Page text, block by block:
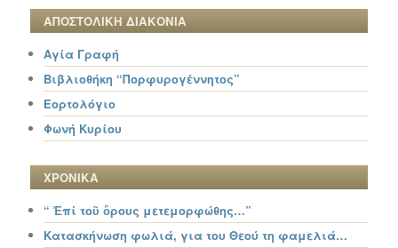
ΑΠΟΣΤΟΛΙΚΗ ΔΙΑΚΟΝΙΑ
Αγία Γραφή
Βιβλιοθήκη “Πορφυρογέννητος”
Εορτολόγιο
Φωνή Κυρίου
ΧΡΟΝΙΚΑ
“ Ἐπί τοῦ ὄρους μετεμορφώθης…”
Κατασκήνωση φωλιά, για του Θεού τη φαμελιά…